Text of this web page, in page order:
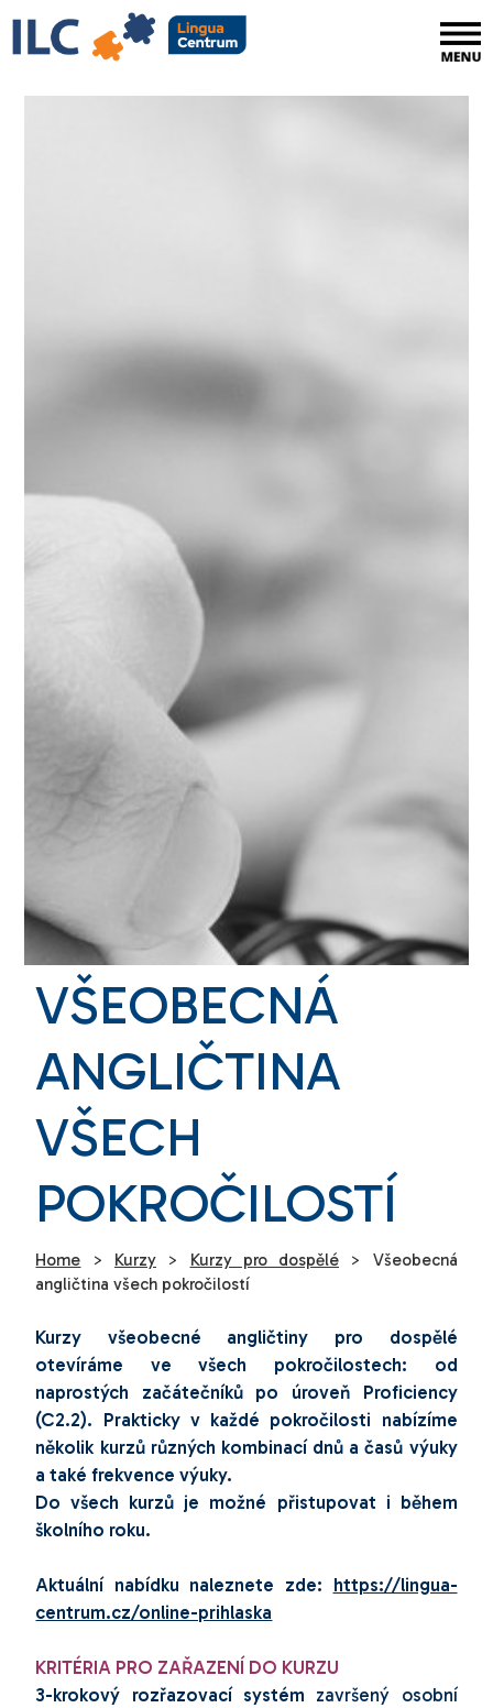
VŠEOBECNÁ
ANGLIČTINA
VŠECH
POKROČILOSTÍ
Home > Kurzy > Kurzy pro dospělé >
Všeobecná
angličtina všech pokročilostí
Kurzy všeobecné angličtiny pro dospělé
otevíráme ve všech pokročilostech: od
naprostých začátečníků po úroveň Proficiency
(C2.2). Prakticky v každé pokročilosti nabízíme
několik kurzů různých kombinací dnů a časů výuky
a také frekvence výuky.
Do všech kurzů je možné přistupovat i během
školního roku.
Aktuální nabídku naleznete zde: https://lingua-
centrum.cz/online-prihlaska
KRITÉRIA PRO ZAŘAZENÍ DO KURZU
3-krokový rozřazovací systém završený osobní